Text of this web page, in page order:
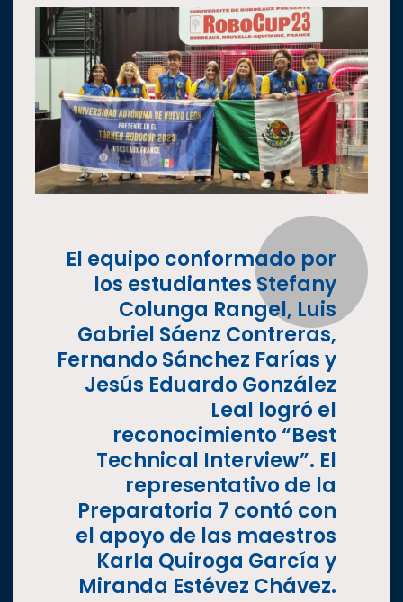
El equipo conformado por
los estudiantes Stefany
Colunga Rangel, Luis
Gabriel Sáenz Contreras,
Fernando Sánchez Farías y
Jesús Eduardo González
Leal logró el
reconocimiento “Best
Technical Interview”. El
representativo de la
Preparatoria 7 contó con
el apoyo de las maestros
Karla Quiroga García y
Miranda Estévez Chávez.